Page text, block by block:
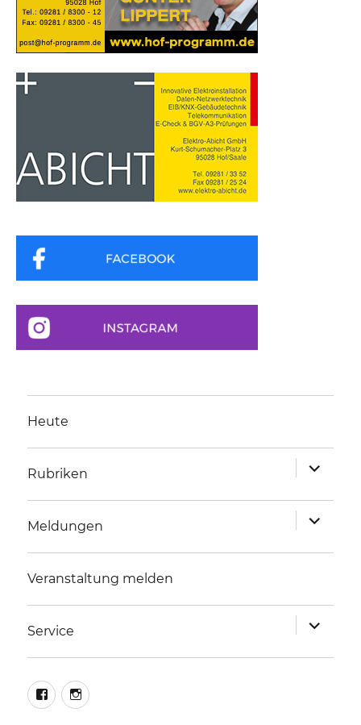
Heute
Rubriken
anzeigen
Meldungen
anzeigen
Veranstaltung melden
Service
anzeigen
facebookinstagram